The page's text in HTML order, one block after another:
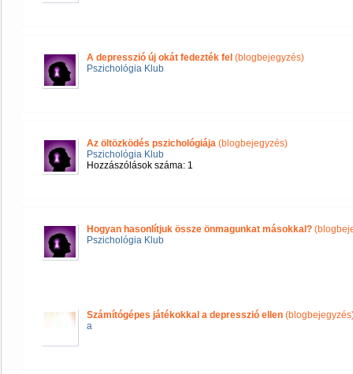
A depresszió új okát fedezték fel (blogbejegyzés)
Pszichológia Klub
Az öltözködés pszichológiája (blogbejegyzés)
Pszichológia Klub
Hozzászólások száma: 1
Hogyan hasonlítjuk össze önmagunkat másokkal?
Pszichológia Klub
Számítógépes játékokkal a depresszió ellen
a